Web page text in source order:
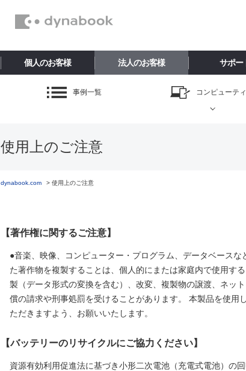
個人のお客様 法人のお客様 サポー
事例一覧 コンピューテ
使用上のご注意
dynabook.com 使用上のご注意
【著作権に関するご注意】
●音楽、映像、コンピューター・プログラム、データベース
た著作物を複製することは、個人的にまたは家庭内で使用す
製（データ形式の変換を含む）、改変、複製物の譲渡、ネッ
償の請求や刑事処罰を受けることがあります。 本製品を使
ただきますよう、お願いいたします。
【バッテリーのリサイクルにご協力ください】
資源有効利用促進法に基づき小形二次電池（充電式電池）の